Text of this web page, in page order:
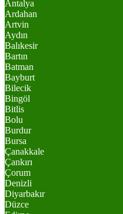
Antalya
Ardahan
Artvin
Aydın
Balıkesir
Bartın
Batman
Bayburt
Bilecik
Bingöl
Bitlis
Bolu
Burdur
Bursa
Çanakkale
Çankırı
Çorum
Denizli
Diyarbakır
Düzce